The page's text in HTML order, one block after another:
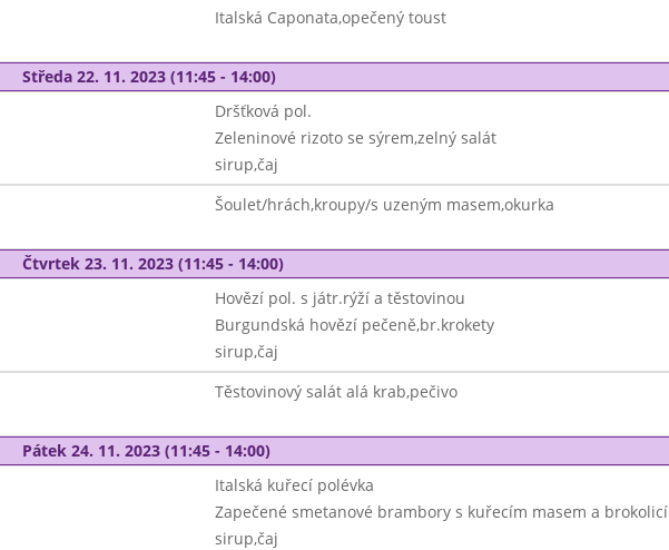
Italská Caponata,opečený toust
Středa 22. 11. 2023 (11:45 - 14:00)
Dršťková pol.
Zeleninové rizoto se sýrem,zelný salát
sirup,čaj
Šoulet/hrách,kroupy/s uzeným masem,okurka
Čtvrtek 23. 11. 2023 (11:45 - 14:00)
Hovězí pol. s játr.rýží a těstovinou
Burgundská hovězí pečeně,br.krokety
sirup,čaj
Těstovinový salát alá krab,pečivo
Pátek 24. 11. 2023 (11:45 - 14:00)
Italská kuřecí polévka
Zapečené smetanové brambory s kuřecím masem a brokolicí
sirup,čaj